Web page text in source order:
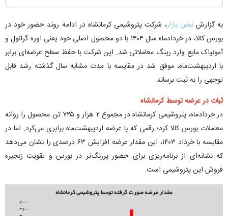
به گزارشنبض بازار، شرکت پتروشیمی کرمانشاه در ادامه روند حضور خود در
بورس کالا، در خردادماه سال ۱۴۰۴ با دو محصول اصلی خود یعنی اوره گرانول و
آمونیاک مایع وارد رینگ معاملاتی شد. این شرکت با حفظ سطح عرضه‌ای برابر
با اردیبهشت‌ماه، موفق شد در مقایسه با مدت مشابه سال گذشته رشد قابل
توجهی را به ثبت برساند.
ثبات در عرضه توسط کرمانشاه
در خردادماه، پتروشیمی کرمانشاه در مجموع ۲ هزار و ۷۲۵ تن محصول را روانه
معاملات بورس کالا کرد؛ رقمی که با عرضه اردیبهشت‌ماه برابری می‌کرد. اما در
مقایسه با خرداد ۱۴۰۳، این مقدار عرضه افزایش ۶۳ درصدی را نشان می‌دهد
که نشانه‌ای از برنامه‌ریزی برای حضور پررنگ‌تر در بورس و تقویت زنجیره
فروش این پتروشیمی است.